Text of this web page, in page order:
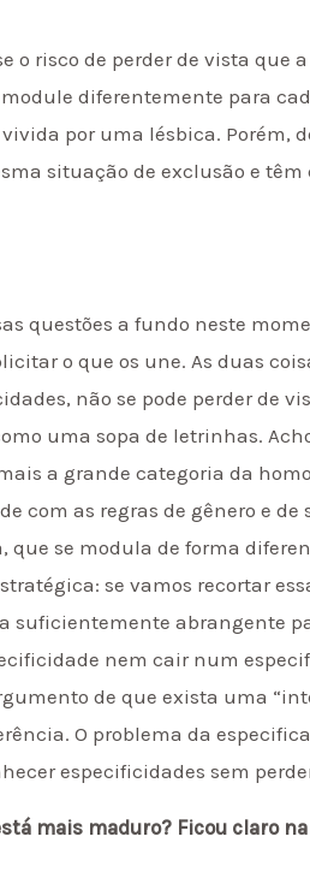
o risco de perder de vista que
diferentemente para
por uma lésbica. Porém,
situação de exclusão e
questões a fundo neste
o que os une. As duas
não se pode perder de
uma sopa de letrinhas.
a grande categoria da
com as regras de gênero e de
se modula de forma
se vamos recortar
suficientemente abrangente
nem cair num
de que exista uma
O problema da
especificidades sem
mais maduro? Ficou claro